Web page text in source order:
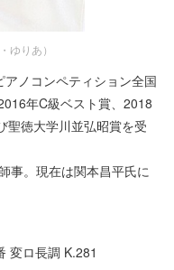
りあ）
ノコンペティション全国
年C級ベスト賞、2018
聖徳大学川並弘昭賞を受
事。現在は関本昌平氏に
変ロ長調 K.281